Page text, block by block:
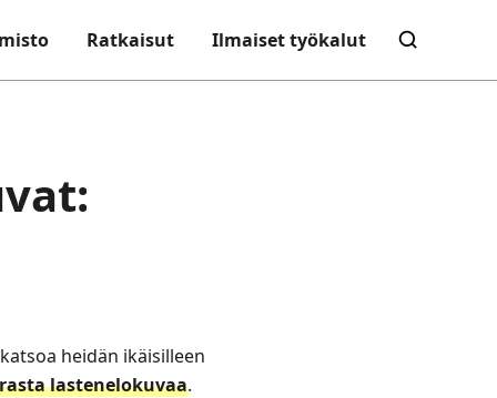
Ratkaisut Ilmaiset työkalut
heidän ikäisilleen
lastenelokuvaa.